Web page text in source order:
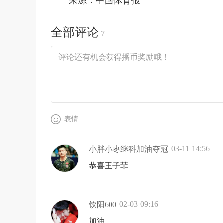
全部评论 7
表情
小胖小枣继科加油夺冠 03-11 14:56
恭喜王子菲
钦阳600 02-03 09:16
加油